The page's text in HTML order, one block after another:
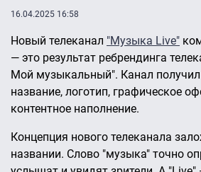
16.04.2025 16:58
Новый телеканал "Музыка Live"
— это результат ребрендинга
Мой музыкальный". Канал получил
название, логотип, графическое
контентное наполнение.
Концепция нового телеканала
названии. Слово "музыка" точно